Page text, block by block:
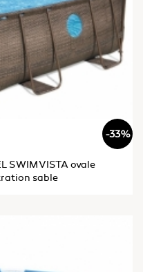
-33%
SWIM VISTA ovale
sable